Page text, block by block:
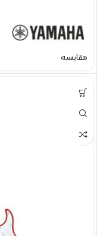
مقایسه